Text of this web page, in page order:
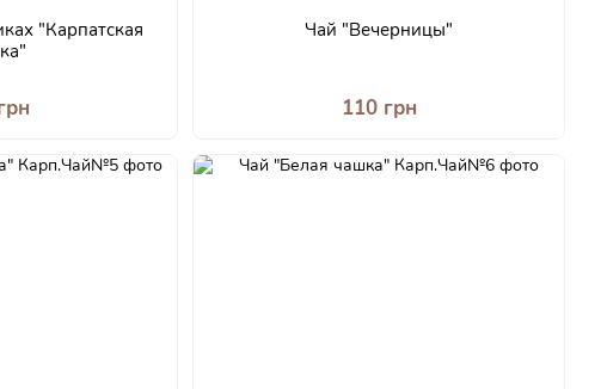
"Карпатская
Чай "Вечерницы"
110 грн